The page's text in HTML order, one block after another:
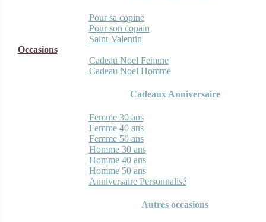
Pour sa copine
Pour son copain
Saint-Valentin
Occasions
Cadeau Noel Femme
Cadeau Noel Homme
Cadeaux Anniversaire
Femme 30 ans
Femme 40 ans
Femme 50 ans
Homme 30 ans
Homme 40 ans
Homme 50 ans
Anniversaire Personnalisé
Autres occasions